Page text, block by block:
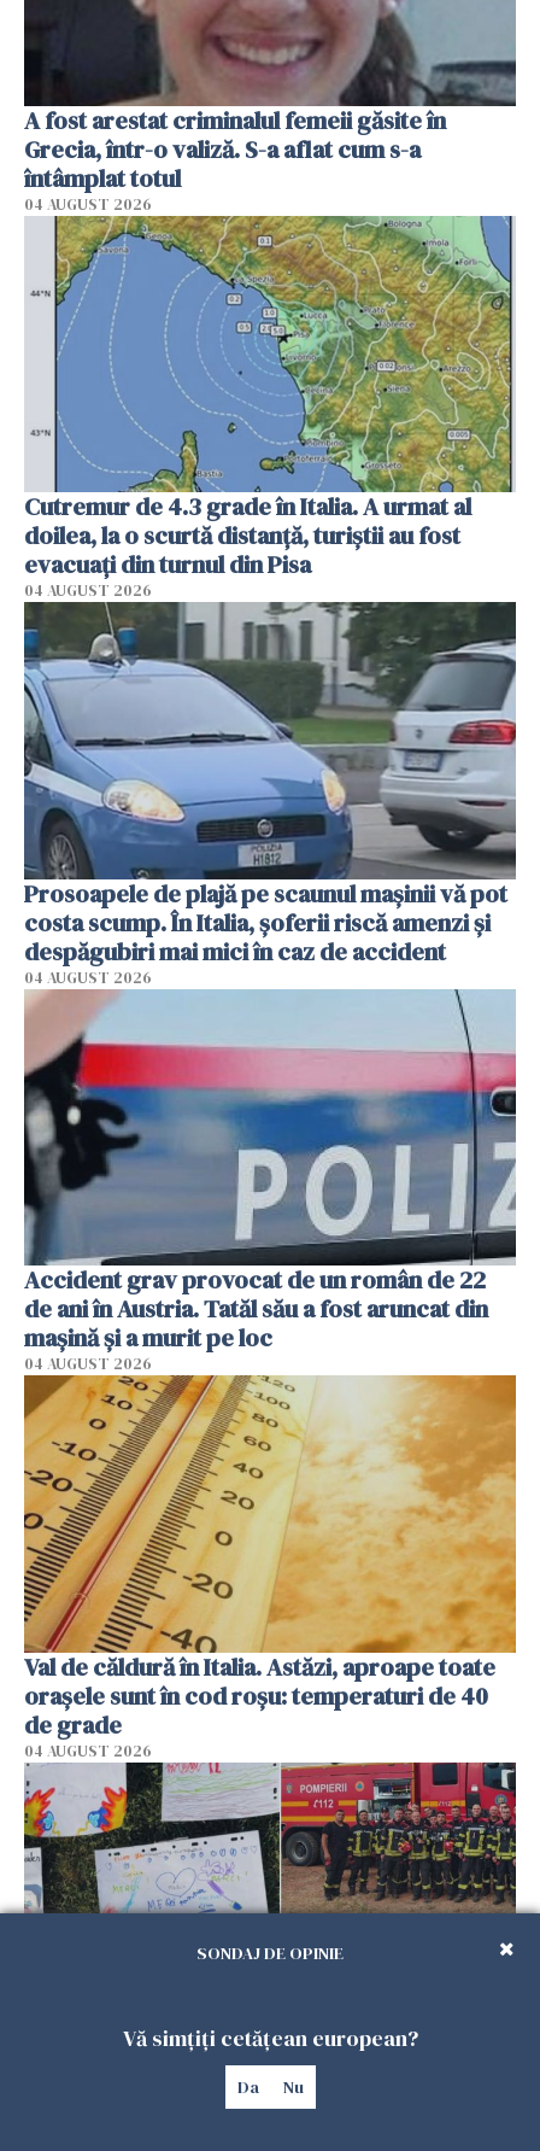
A fost arestat criminalul femeii găsite în
Grecia, într-o valiză. S-a aflat cum s-a
întâmplat totul
04 AUGUST 2026
Cutremur de 4.3 grade în Italia. A urmat al
doilea, la o scurtă distanță, turiștii au fost
evacuați din turnul din Pisa
04 AUGUST 2026
Prosoapele de plajă pe scaunul mașinii vă pot
costa scump. În Italia, șoferii riscă amenzi și
despăgubiri mai mici în caz de accident
04 AUGUST 2026
Accident grav provocat de un român de 22
de ani în Austria. Tatăl său a fost aruncat din
mașină și a murit pe loc
04 AUGUST 2026
Val de căldură în Italia. Astăzi, aproape toate
orașele sunt în cod roșu: temperaturi de 40
de grade
04 AUGUST 2026
„Merci les héros!” Copiii francezi au mulțumit
pompierilor români care au ajutat la
stingerea incendiilor din sudul țării - FOTO
SONDAJ DE OPINIE
Vă simțiți cetățean european?
Da Nu